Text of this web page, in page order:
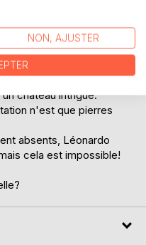
Depuis des années
laine blanche. Léonardo
t-elle une si longue
château intrigue.
n'est que pierres
absents, Léonardo
cela est impossible!
NON, AJUSTER